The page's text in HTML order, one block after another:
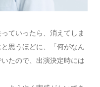
ていったら、消えてしま
思うほどに、「何がなん
たので、出演決定時には